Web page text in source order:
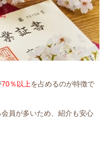
70％以上を占めるのが特徴で
員が多いため、紹介も安心